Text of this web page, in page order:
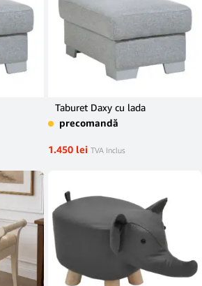
Taburet Daxy cu lada
precomandă
1.450 lei TVA Inclus